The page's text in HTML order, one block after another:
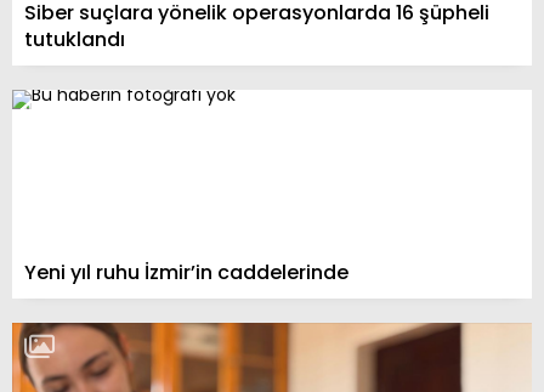
Siber suçlara yönelik operasyonlarda 16 şüpheli
tutuklandı
Yeni yıl ruhu İzmir’in caddelerinde